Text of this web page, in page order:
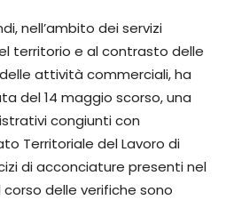
nell’ambito dei servizi
territorio e al contrasto delle
attività commerciali, ha
del 14 maggio scorso, una
congiunti con
Territoriale del Lavoro di
di acconciature presenti nel
delle verifiche sono